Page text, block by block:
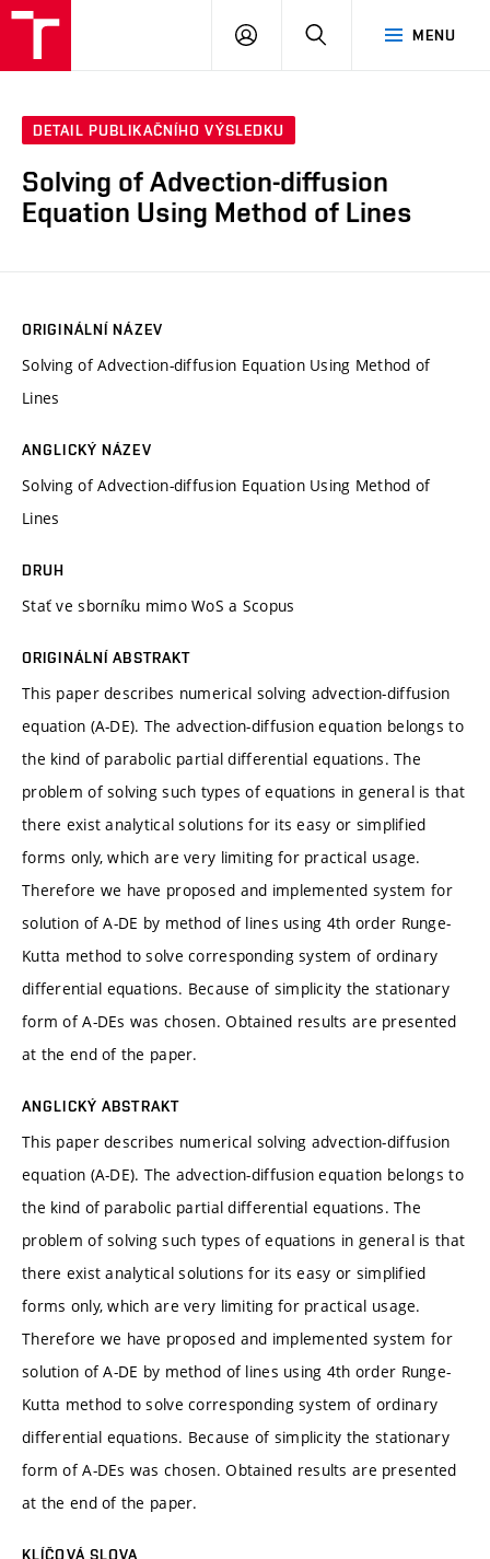
MENU
PŘIHLÁSIT
DETAIL PUBLIKAČNÍHO VÝSLEDKU
Solving of Advection-diffusion
Equation Using Method of Lines
ORIGINÁLNÍ NÁZEV
Solving of Advection-diffusion Equation Using Method of
Lines
ANGLICKÝ NÁZEV
Solving of Advection-diffusion Equation Using Method of
Lines
DRUH
Stať ve sborníku mimo WoS a Scopus
ORIGINÁLNÍ ABSTRAKT
This paper describes numerical solving advection-diffusion
equation (A-DE). The advection-diffusion equation belongs to
the kind of parabolic partial differential equations. The
problem of solving such types of equations in general is that
there exist analytical solutions for its easy or simplified
forms only, which are very limiting for practical usage.
Therefore we have proposed and implemented system for
solution of A-DE by method of lines using 4th order Runge-
Kutta method to solve corresponding system of ordinary
differential equations. Because of simplicity the stationary
form of A-DEs was chosen. Obtained results are presented
at the end of the paper.
ANGLICKÝ ABSTRAKT
This paper describes numerical solving advection-diffusion
equation (A-DE). The advection-diffusion equation belongs to
the kind of parabolic partial differential equations. The
problem of solving such types of equations in general is that
there exist analytical solutions for its easy or simplified
forms only, which are very limiting for practical usage.
Therefore we have proposed and implemented system for
solution of A-DE by method of lines using 4th order Runge-
Kutta method to solve corresponding system of ordinary
differential equations. Because of simplicity the stationary
form of A-DEs was chosen. Obtained results are presented
at the end of the paper.
KLÍČOVÁ SLOVA